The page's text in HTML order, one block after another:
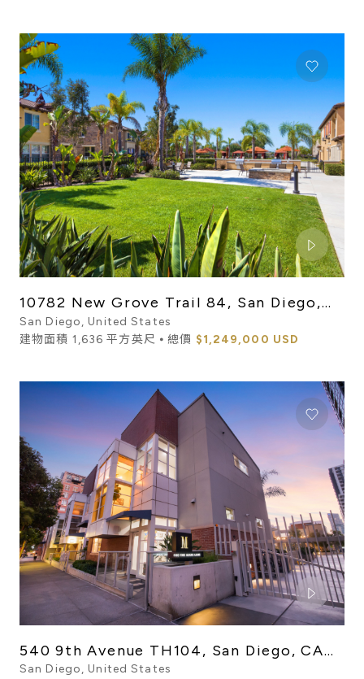
10782 New Grove Trail 84, San Diego,
CA 92130
San Diego, United States
建物面積 1,636 平方英尺 ⦁ 總價 $1,249,000 USD
540 9th Avenue TH104, San Diego, CA
92101
San Diego, United States